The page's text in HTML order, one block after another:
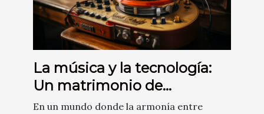
La música y la tecnología:
Un matrimonio de
conveniencia
En un mundo donde la armonía entre